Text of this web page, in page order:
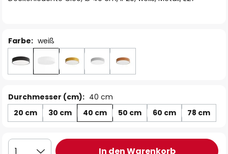
Farbe: weiß
Durchmesser (cm): 40 cm
20 cm
30 cm 40 cm 50 cm 60 cm 78 cm
1 In den Warenkorb